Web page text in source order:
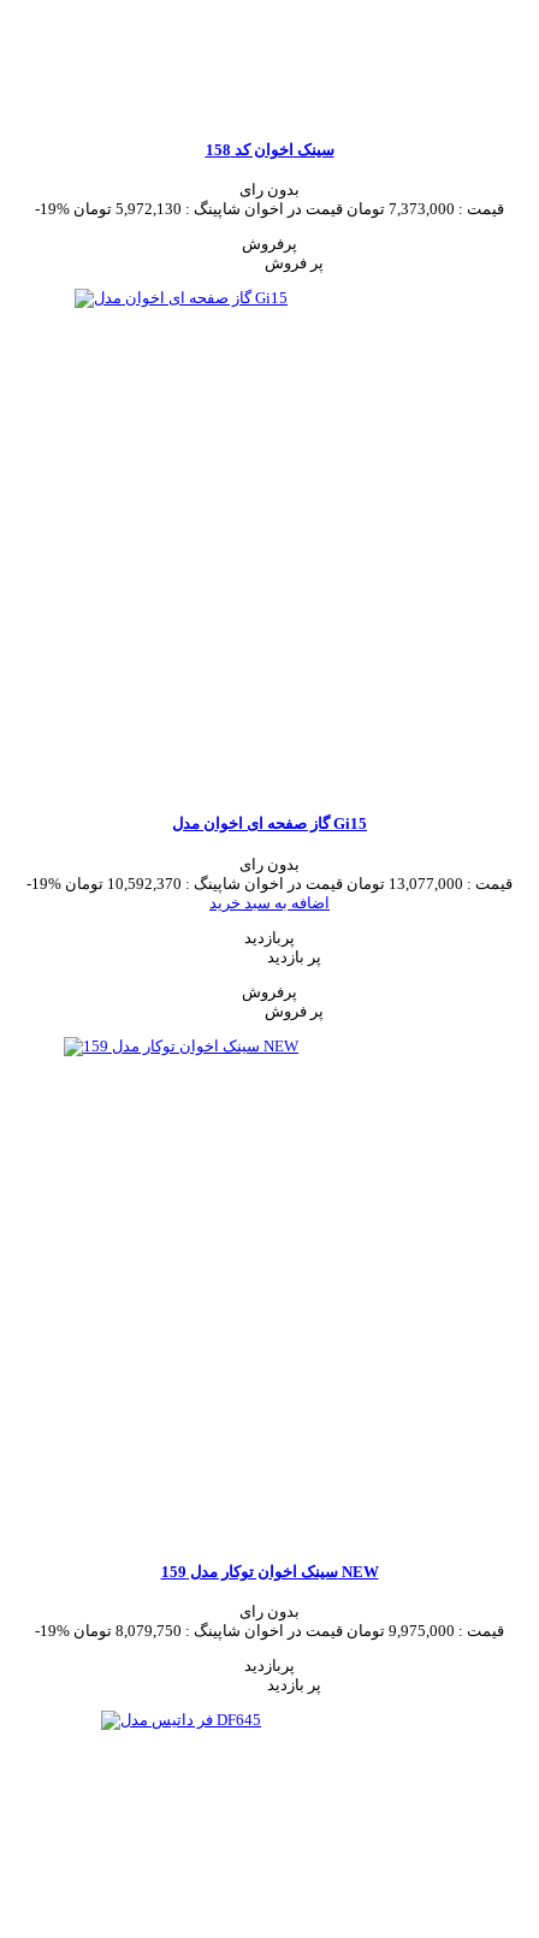
سینک اخوان کد 158
بدون رای
-19%
قیمت : 7,373,000 تومان قیمت در اخوان شاپینگ : 5,972,130 تومان
پرفروش
گاز صفحه ای اخوان مدل Gi15
بدون رای
-19%
قیمت : 13,077,000 تومان قیمت در اخوان شاپینگ : 10,592,370 تومان
اضافه به سبد خرید
پربازدید
پر بازدید
پرفروش
سینک اخوان توکار مدل 159 NEW
بدون رای
-19%
قیمت : 9,975,000 تومان قیمت در اخوان شاپینگ : 8,079,750 تومان
پربازدید
پر بازدید